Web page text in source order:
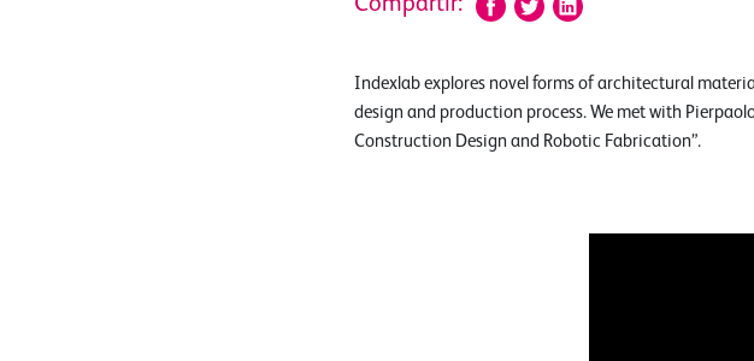
Compartir:
Indexlab explores novel forms of architectural
design and production process. We met with
Construction Design and Robotic Fabrication”.